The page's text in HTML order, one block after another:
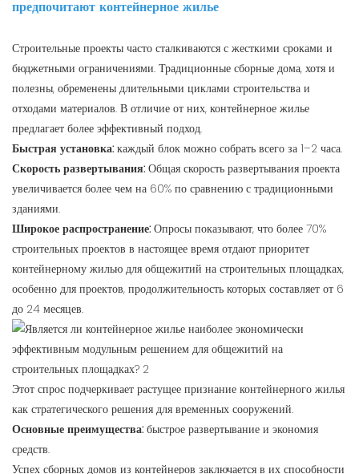
предпочитают контейнерное жилье
Строительные проекты часто сталкиваются с жесткими сроками и
бюджетными ограничениями. Традиционные сборные дома, хотя и
полезны, обременены длительными циклами строительства и
отходами материалов. В отличие от них, контейнерное жилье
предлагает более эффективный подход.
Быстрая установка: каждый блок можно собрать всего за 1–2 часа.
Скорость развертывания: Общая скорость развертывания проекта
увеличивается более чем на 60% по сравнению с традиционными
зданиями.
Широкое распространение: Опросы показывают, что более 70%
строительных проектов в настоящее время отдают приоритет
контейнерному жилью для общежитий на строительных площадках,
особенно для проектов, продолжительность которых составляет от 6
до 24 месяцев.
Этот спрос подчеркивает растущее признание контейнерного жилья
как стратегического решения для временных сооружений.
Основные преимущества: быстрое развертывание и экономия
средств.
Успех сборных домов из контейнеров заключается в их способности